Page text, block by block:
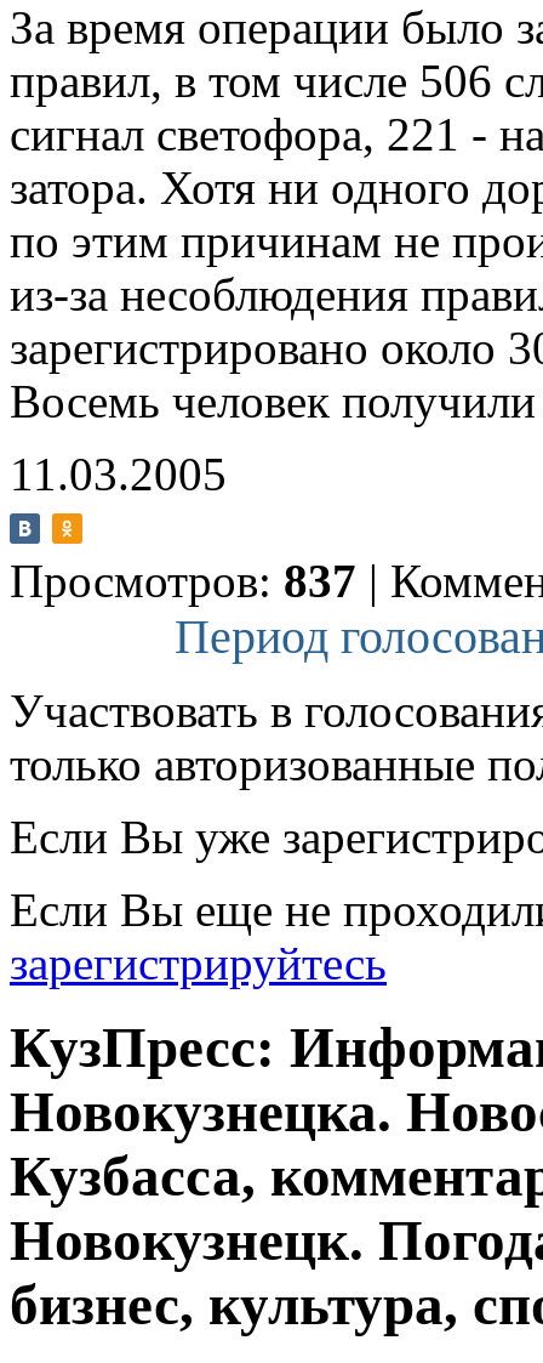
За время операции было
правил, в том числе 506
сигнал светофора, 221 -
затора. Хотя ни одного
по этим причинам не
из-за несоблюдения
зарегистрировано около
Восемь человек
11.03.2005
Просмотров: 837 |
Период
Участвовать в
только авторизованные
Если Вы уже
Если Вы еще не
зарегистрируйтесь
КузПресс:
Новокузнецка.
Кузбасса,
Новокузнецк.
бизнес, культура,